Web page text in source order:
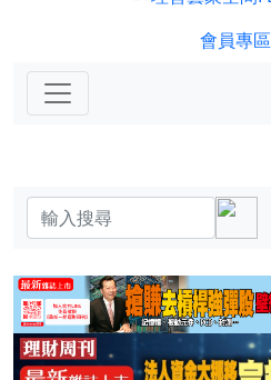
會員專區